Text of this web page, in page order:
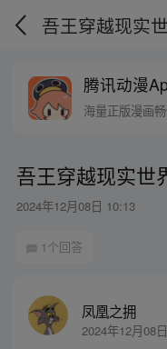
吾王穿越现实
腾讯动漫
海量正版漫画
吾王穿越现实世
2024年12月08日 10:13
1个回答
凤凰之拥
2024年12月08